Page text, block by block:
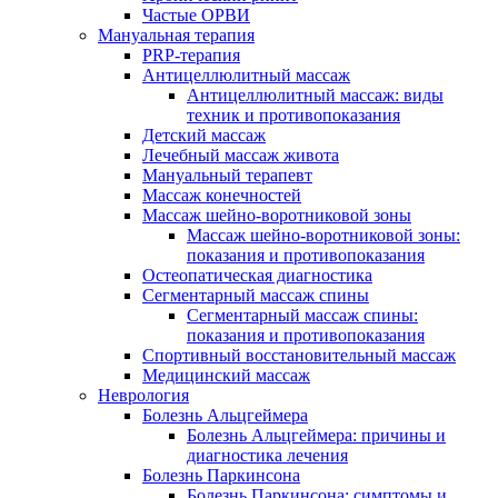
Частые ОРВИ
Мануальная терапия
PRP-терапия
Антицеллюлитный массаж
Антицеллюлитный массаж: виды
техник и противопоказания
Детский массаж
Лечебный массаж живота
Мануальный терапевт
Массаж конечностей
Массаж шейно-воротниковой зоны
Массаж шейно-воротниковой зоны:
показания и противопоказания
Остеопатическая диагностика
Сегментарный массаж спины
Сегментарный массаж спины:
показания и противопоказания
Спортивный восстановительный массаж
Медицинский массаж
Неврология
Болезнь Альцгеймера
Болезнь Альцгеймера: причины и
диагностика лечения
Болезнь Паркинсона